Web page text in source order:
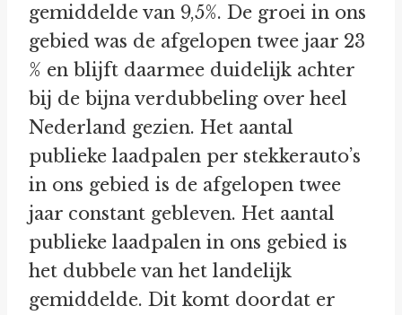
gemiddelde van 9,5%. De groei in ons
gebied was de afgelopen twee jaar 23
% en blijft daarmee duidelijk achter
bij de bijna verdubbeling over heel
Nederland gezien. Het aantal
publieke laadpalen per stekkerauto’s
in ons gebied is de afgelopen twee
jaar constant gebleven. Het aantal
publieke laadpalen in ons gebied is
het dubbele van het landelijk
gemiddelde. Dit komt doordat er